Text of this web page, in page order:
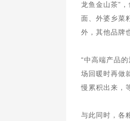
龙鱼金山茶”
面、外婆乡菜
外，其他品牌
“中高端产品
场回暖时再做
慢累积出来，
与此同时，各